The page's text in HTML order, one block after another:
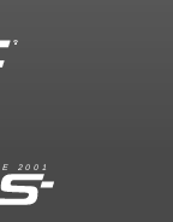
E 2 0 0 1